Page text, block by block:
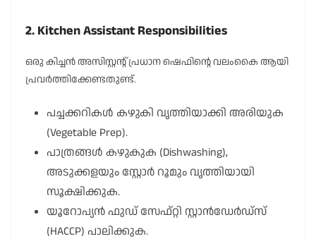
2. Kitchen Assistant Responsibilities
ഒരു കിച്ചൻ അസിസ്റ്റന്റ് പ്രധാന ഷെഫിന്റെ വലംകൈ ആയി
പ്രവർത്തിക്കേണ്ടതുണ്ട്.
പച്ചക്കറികൾ കഴുകി വൃത്തിയാക്കി അരിയുക
(Vegetable Prep).
പാത്രങ്ങൾ കഴുകുക (Dishwashing),
അടുക്കളയും സ്റ്റോർ റൂമും വൃത്തിയായി
സൂക്ഷിക്കുക.
യൂറോപ്യൻ ഫുഡ് സേഫ്റ്റി സ്റ്റാൻഡേർഡ്സ്
(HACCP) പാലിക്കുക.